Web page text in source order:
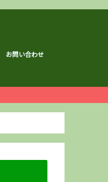
お問い合わせ